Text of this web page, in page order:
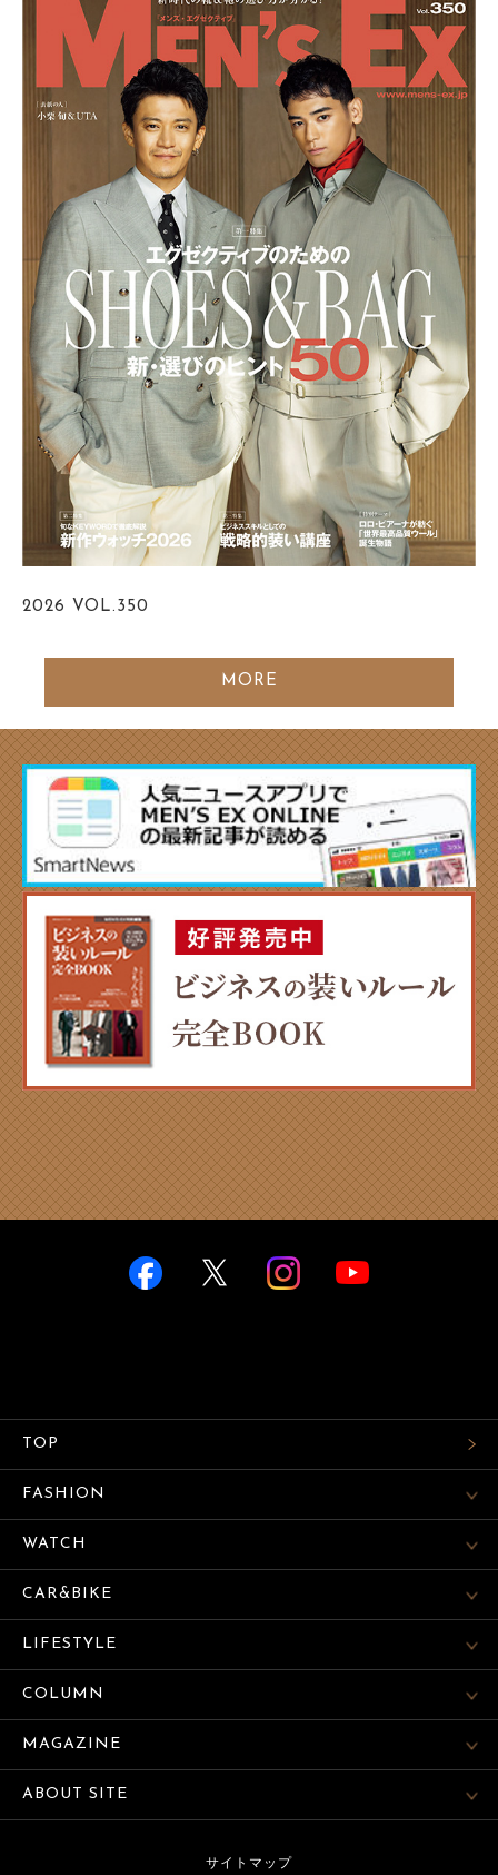
2026 VOL.350
MORE
TOP
FASHION
WATCH
CAR&BIKE
LIFESTYLE
COLUMN
MAGAZINE
ABOUT SITE
サイトマップ